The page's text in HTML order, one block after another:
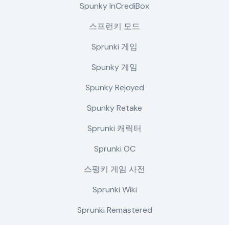
Spunky InCrediBox
스프런키 모드
Sprunki 게임
Spunky 게임
Spunky Rejoyed
Spunky Retake
Sprunki 캐릭터
Sprunki OC
스펑키 게임 사전
Sprunki Wiki
Sprunki Remastered